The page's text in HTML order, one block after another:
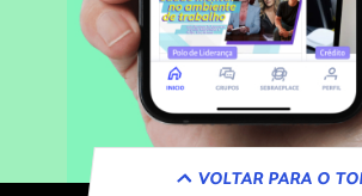
VOLTAR PARA O